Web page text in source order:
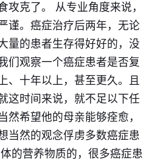
攻克了。 从专业角度来说，
谨。癌症治疗后两年，无论
量的患者生存得好好的，没
们观察一个癌症患者是否复
、十年以上，甚至更久。且
这时间来说，就不足以下任
然希望他的母亲能够痊愈，
当然的观念俘虏多数癌症患
的营养物质的，很多癌症患